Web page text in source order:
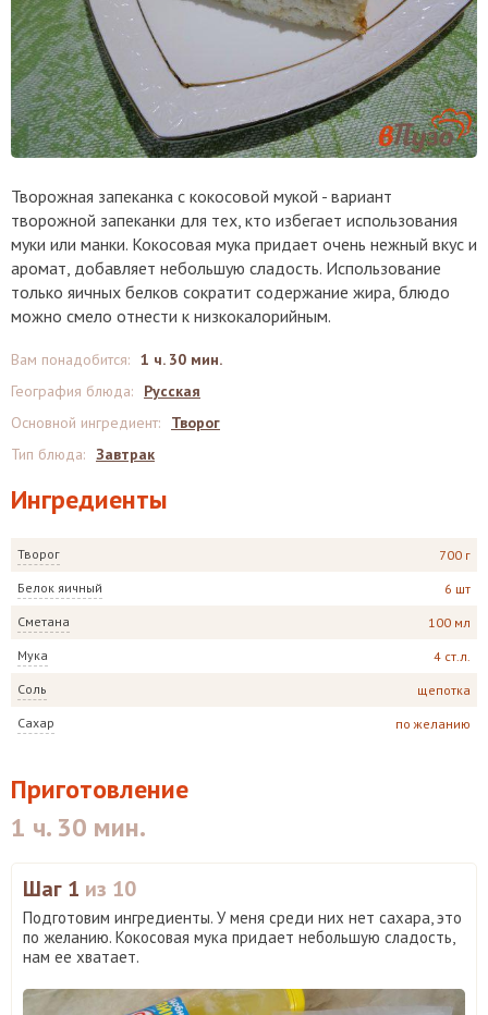
Творожная запеканка с кокосовой мукой - вариант
творожной запеканки для тех, кто избегает использования
муки или манки. Кокосовая мука придает очень нежный вкус и
аромат, добавляет небольшую сладость. Использование
только яичных белков сократит содержание жира, блюдо
можно смело отнести к низкокалорийным.
Ингредиенты
Творог 700 г
Белок яичный 6 шт
Сметана 100 мл
Мука 4 ст.л.
Соль щепотка
Сахар по желанию
Вам понадобится: 1 ч. 30 мин.
География блюда:
Русская
Основной ингредиент:
Творог
Тип блюда: Завтрак
Приготовление
1 ч. 30 мин.
Шаг 1 из 10
Подготовим ингредиенты. У меня среди них нет сахара, это
по желанию. Кокосовая мука придает небольшую сладость,
нам ее хватает.